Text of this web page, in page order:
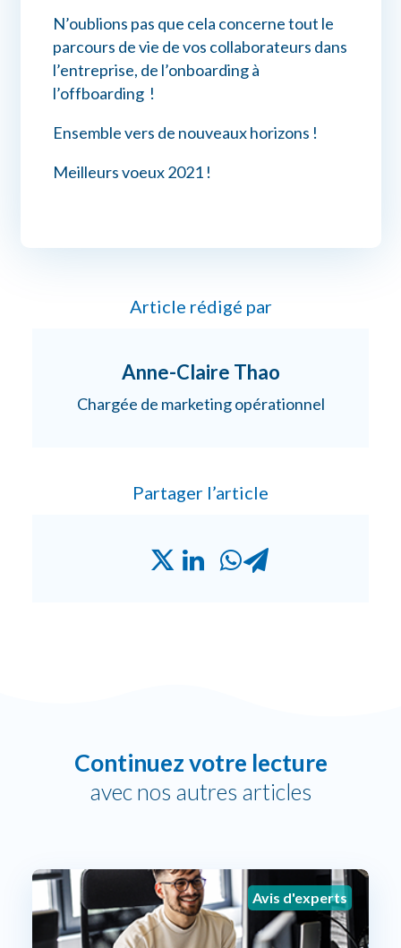
N’oublions pas que cela concerne tout le
parcours de vie de vos collaborateurs dans
l’entreprise, de l’onboarding à
l’offboarding !
Ensemble vers de nouveaux horizons !
Meilleurs voeux 2021 !
Article rédigé par
Anne-Claire Thao
Chargée de marketing opérationnel
Partager l’article
Continuez votre lecture
avec nos autres articles
Avis d'experts